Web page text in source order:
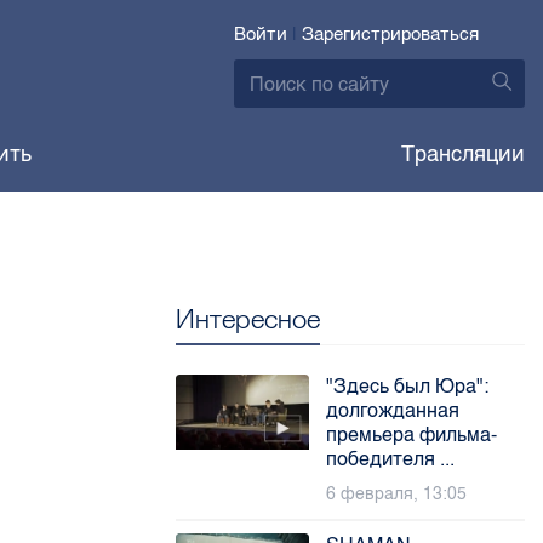
Войти | Зарегистрироваться
Трансляции
Интересное
"Здесь был Юра":
долгожданная
премьера фильма-
победителя ...
6 февраля, 13:05